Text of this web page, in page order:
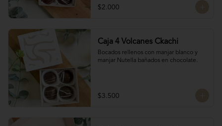
Manjar Blanco
Manjar Nutella
$2.000
Caja 4 Volcanes Ckachi
Bocados rellenos con manjar blanco y
manjar Nutella bañados en chocolate.
$3.500